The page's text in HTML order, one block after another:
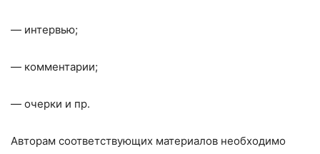
— интервью;
— комментарии;
— очерки и пр.
Авторам соответствующих материалов необходимо